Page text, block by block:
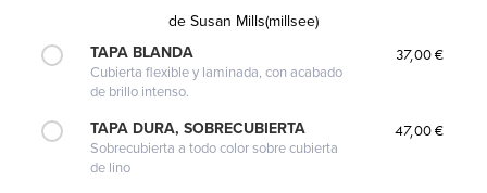
de Susan Mills(millsee)
TAPA BLANDA
Cubierta flexible y laminada, con acabado
de brillo intenso.
37,00 €
TAPA DURA, SOBRECUBIERTA
Sobrecubierta a todo color sobre cubierta
de lino
47,00 €